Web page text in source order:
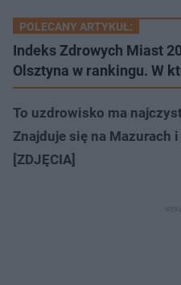
POLECANY ARTYKUŁ:
Indeks Zdrowych Miast
Olsztyna w rankingu. W
To uzdrowisko ma
Znajduje się na Mazurach
[ZDJĘCIA]